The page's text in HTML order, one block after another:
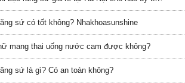
sứ có tốt không? Nhakhoasunshine
mang thai uống nước cam được không?
sứ là gì? Có an toàn không?